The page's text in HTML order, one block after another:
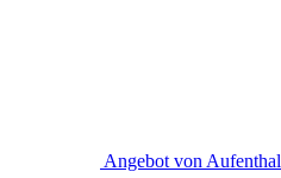
Angebot von